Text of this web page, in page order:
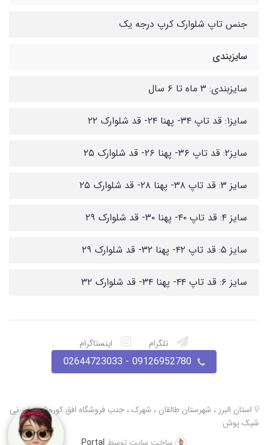
جنس تاپ شلوارک کرپ درجه یک
سایزبندی
سایزبندی: ۳ ماه تا ۶ سال
سایز۱: قد تاپ ۳۴- پهنا ۲۴- قد شلوارک ۲۲
سایز۲: قد تاپ ۳۶- پهنا ۲۶- قد شلوارک ۲۵
سایز ۳: قد تاپ ۳۸- پهنا ۲۸- قد شلوارک ۲۵
سایز ۴: قد تاپ ۴۰- پهنا ۳۰- قد شلوارک ۲۹
سایز ۵: قد تاپ ۴۲- پهنا ۳۲- قد شلوارک ۲۹
سایز ۶: قد تاپ ۴۴- پهنا ۳۴- قد شلوارک ۳۲
تلگرام اینستاگرام
09126952780 - 02644723033
استان البرز ، شهرستان طالقان ، شهرک ، جنب فروشگاه افق کوروش ، نی نی
شیک پوش